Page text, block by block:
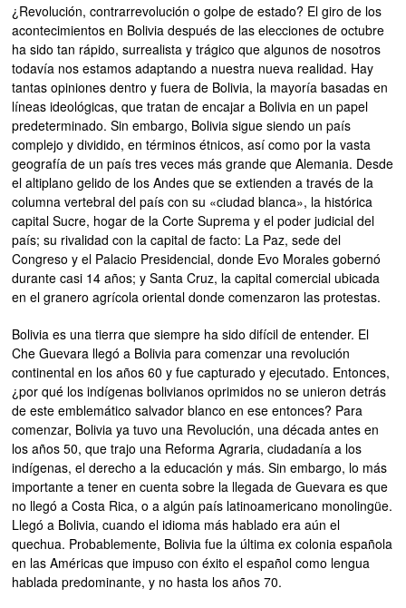
¿Revolución, contrarrevolución o golpe de estado? El giro de los
acontecimientos en Bolivia después de las elecciones de octubre
ha sido tan rápido, surrealista y trágico que algunos de nosotros
todavía nos estamos adaptando a nuestra nueva realidad. Hay
tantas opiniones dentro y fuera de Bolivia, la mayoría basadas en
líneas ideológicas, que tratan de encajar a Bolivia en un papel
predeterminado. Sin embargo, Bolivia sigue siendo un país
complejo y dividido, en términos étnicos, así como por la vasta
geografía de un país tres veces más grande que Alemania. Desde
el altiplano gelido de los Andes que se extienden a través de la
columna vertebral del país con su «ciudad blanca», la histórica
capital Sucre, hogar de la Corte Suprema y el poder judicial del
país; su rivalidad con la capital de facto: La Paz, sede del
Congreso y el Palacio Presidencial, donde Evo Morales gobernó
durante casi 14 años; y Santa Cruz, la capital comercial ubicada
en el granero agrícola oriental donde comenzaron las protestas.
Bolivia es una tierra que siempre ha sido difícil de entender. El
Che Guevara llegó a Bolivia para comenzar una revolución
continental en los años 60 y fue capturado y ejecutado. Entonces,
¿por qué los indígenas bolivianos oprimidos no se unieron detrás
de este emblemático salvador blanco en ese entonces? Para
comenzar, Bolivia ya tuvo una Revolución, una década antes en
los años 50, que trajo una Reforma Agraria, ciudadanía a los
indígenas, el derecho a la educación y más. Sin embargo, lo más
importante a tener en cuenta sobre la llegada de Guevara es que
no llegó a Costa Rica, o a algún país latinoamericano monolingüe.
Llegó a Bolivia, cuando el idioma más hablado era aún el
quechua. Probablemente, Bolivia fue la última ex colonia española
en las Américas que impuso con éxito el español como lengua
hablada predominante, y no hasta los años 70.